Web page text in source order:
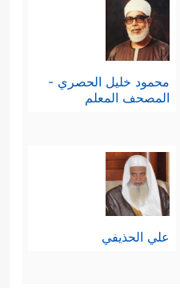
محمود خليل الحصري -
المصحف المعلم
علي الحذيفي